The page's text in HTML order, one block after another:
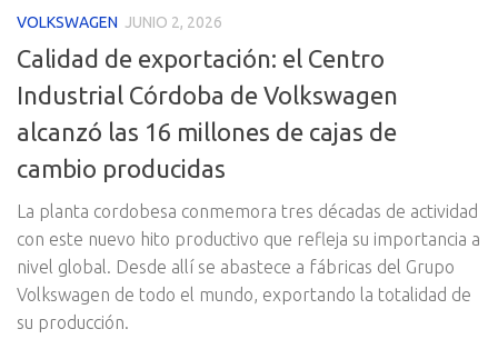
VOLKSWAGEN JUNIO 2, 2026
Calidad de exportación: el Centro
Industrial Córdoba de Volkswagen
alcanzó las 16 millones de cajas de
cambio producidas
La planta cordobesa conmemora tres décadas de actividad
con este nuevo hito productivo que refleja su importancia a
nivel global. Desde allí se abastece a fábricas del Grupo
Volkswagen de todo el mundo, exportando la totalidad de
su producción.